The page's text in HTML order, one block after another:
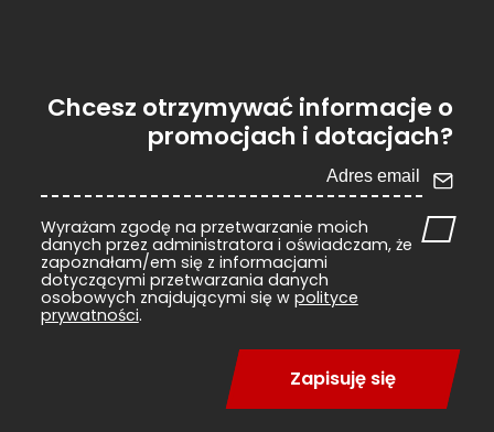
Chcesz otrzymywać informacje o
promocjach i dotacjach?
Wyrażam zgodę na przetwarzanie moich
danych przez administratora i oświadczam, że
zapoznałam/em się z informacjami
dotyczącymi przetwarzania danych
osobowych znajdującymi się w polityce
prywatności.
Zapisuję się